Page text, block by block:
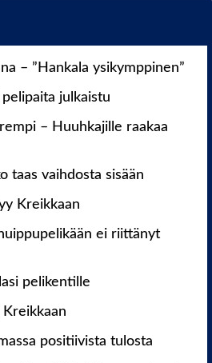
– ”Hankala ysikymppinen”
julkaistu
– Huuhkajille raakaa
taas vaihdosta sisään
Kreikkaan
ei riittänyt
pelikentille
positiivista tulosta